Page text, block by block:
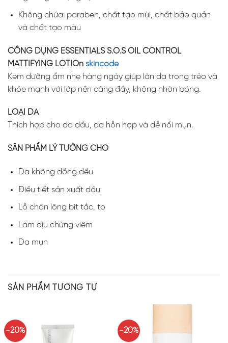
Không chứa: paraben, chất tạo mùi, chất bảo quản
và chất tạo màu
CÔNG DỤNG ESSENTIALS S.O.S OIL CONTROL
MATTIFYING LOTIOn skincode
Kem dưỡng ẩm nhẹ hàng ngày giúp làn da trong trẻo và
khỏe mạnh với lớp nền căng đầy, không nhờn bóng.
LOẠI DA
Thích hợp cho da dầu, da hỗn hợp và dễ nổi mụn.
SẢN PHẨM LÝ TƯỞNG CHO
Da không đồng đều
Điều tiết sản xuất dầu
Lỗ chân lông bít tắc, to
Làm dịu chứng viêm
Da mụn
SẢN PHẨM TƯƠNG TỰ
-20% -20%